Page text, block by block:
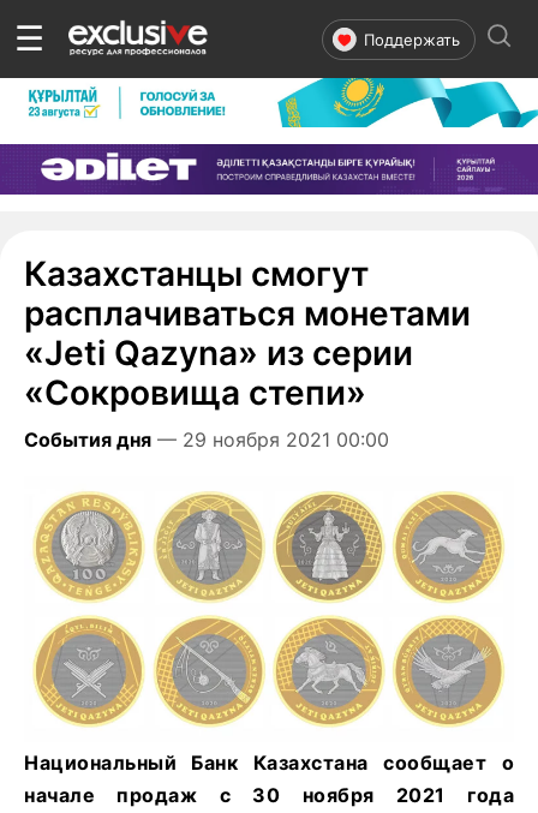
☰ Поддержать
Казахстанцы смогут
расплачиваться монетами
«Jeti Qazyna» из серии
«Сокровища степи»
События дня — 29 ноября 2021 00:00
Национальный Банк Казахстана сообщает о
начале продаж с 30 ноября 2021 года